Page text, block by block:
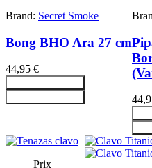
Brand: Secret Smoke
Bong BHO Ara 27 cm
44,95 €
Prix